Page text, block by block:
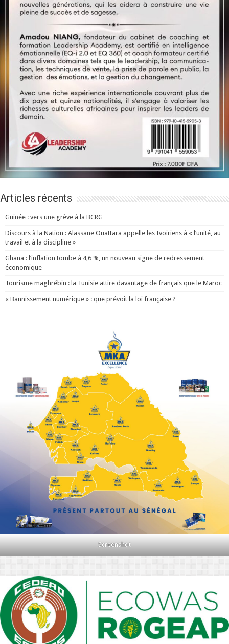
Articles récents
Guinée : vers une grève à la BCRG
Discours à la Nation : Alassane Ouattara appelle les Ivoiriens à « l’unité, au
travail et à la discipline »
Ghana : l’inflation tombe à 4,6 %, un nouveau signe de redressement
économique
Tourisme maghrébin : la Tunisie attire davantage de français que le Maroc
« Bannissement numérique » : que prévoit la loi française ?
Screenshot